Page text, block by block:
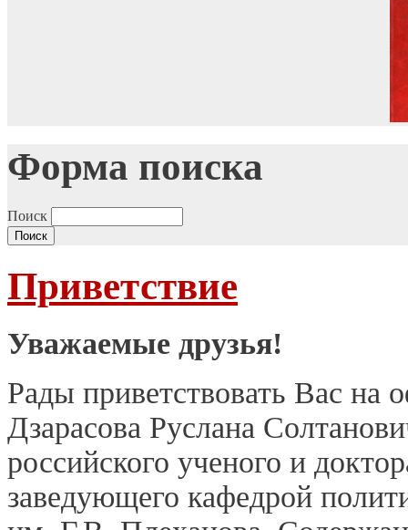
Форма поиска
Поиск
Приветствие
Уважаемые друзья!
Рады приветствовать Вас на
Дзарасова Руслана
российского ученого и
заведующего кафедрой